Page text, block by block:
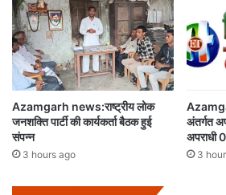
Azamgarh news:राष्ट्रीय लोक
जनशक्ति पार्टी की कार्यकर्ता बैठक हुई
संपन्न
3 hours ago
अंतर्गत
अपराधी
3